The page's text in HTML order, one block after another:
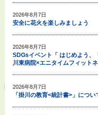
2026年8月7日
安全に花火を楽しみましょう
2026年8月7日
SDGsイベント「 はじめよう
川東病院×エニタイムフィット
2026年8月7日
「掛川の教育<統計書>」につい